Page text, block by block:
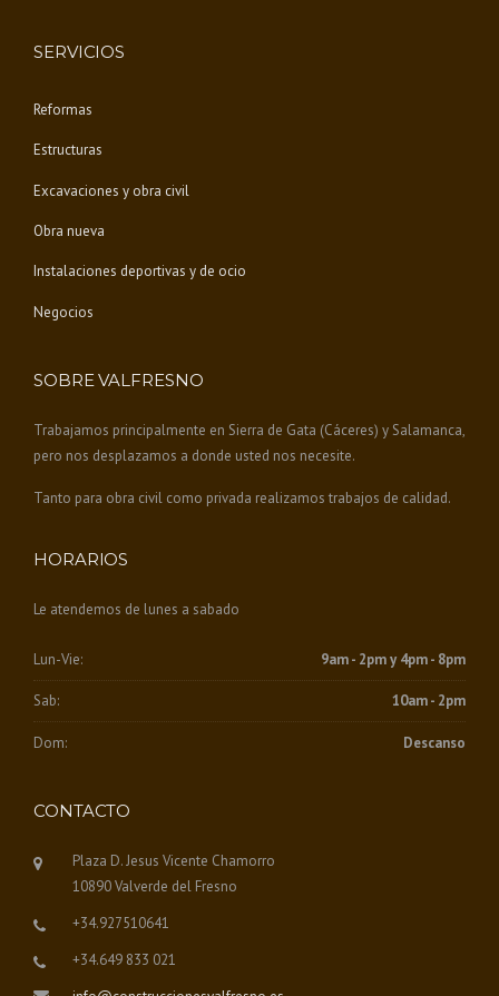
SERVICIOS
Reformas
Estructuras
Excavaciones y obra civil
Obra nueva
Instalaciones deportivas y de ocio
Negocios
SOBRE VALFRESNO
Trabajamos principalmente en Sierra de Gata (Cáceres) y Salamanca,
pero nos desplazamos a donde usted nos necesite.
Tanto para obra civil como privada realizamos trabajos de calidad.
HORARIOS
Le atendemos de lunes a sabado
Lun-Vie: 9am - 2pm y 4pm - 8pm
Sab: 10am - 2pm
Dom: Descanso
CONTACTO
Plaza D. Jesus Vicente Chamorro
10890 Valverde del Fresno
+34.927510641
+34.649 833 021